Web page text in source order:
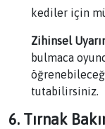
kediler için
Zihinsel
bulmaca
tutabilirsiniz.
6. Tırnak